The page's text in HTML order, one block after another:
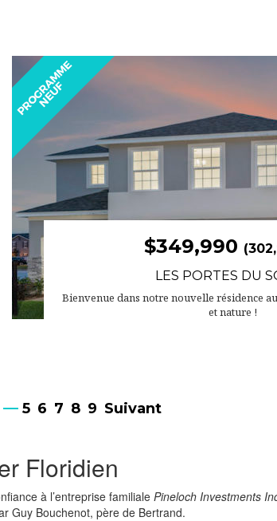
$349,990
LES PORTES DU
Bienvenue dans notre nouvelle résidence
et nature !
5 6 7 8 9 Suivant
Floridien
à l’entreprise familiale Pineloch Investments
Guy Bouchenot, père de Bertrand.